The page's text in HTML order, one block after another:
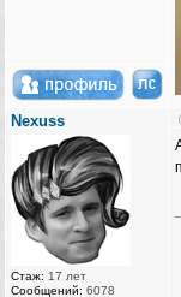
Nexuss
Стаж: 17 лет
Сообщений: 6078